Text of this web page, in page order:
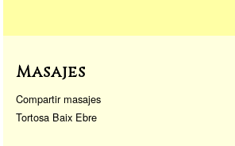
Masajes
Compartir masajes
Tortosa Baix Ebre